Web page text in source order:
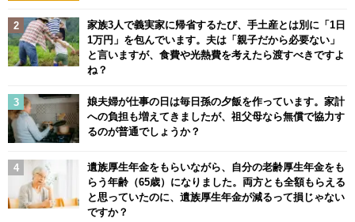
家族3人で義実家に帰省するたび、手土産とは別に「1日
1万円」を包んでいます。夫は「親子だから必要ない」
と言いますが、食費や光熱費を考えたら渡すべきですよ
ね？
娘夫婦が仕事の日は毎日孫の夕飯を作っています。家計
への負担も増えてきましたが、祖父母なら無償で協力す
るのが普通でしょうか？
遺族厚生年金をもらいながら、自分の老齢厚生年金をも
らう年齢（65歳）になりました。両方とも全額もらえる
と思っていたのに、遺族厚生年金が減るって損じゃない
ですか？